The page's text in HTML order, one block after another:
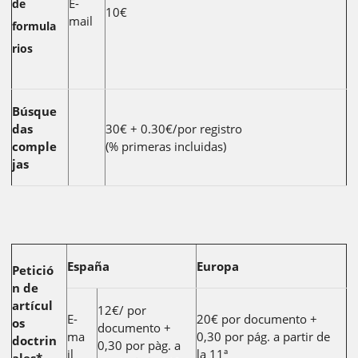
de
formula
rios
E-
mail
10€
Búsque
das
comple
jas
30€ + 0.30€/por registro
(% primeras incluidas)
Petició
n de
artícul
os
doctrin
España Europa
E-
ma
il
12€/ por
documento +
0,30 por pàg. a
20€ por documento +
0,30 por pág. a partir de
la 11ª